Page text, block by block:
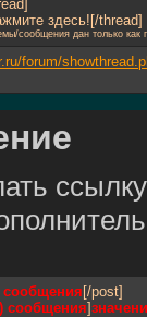
здесь![/thread]
сообщения дан только
forum/
сообщения [/post]
сообщения]